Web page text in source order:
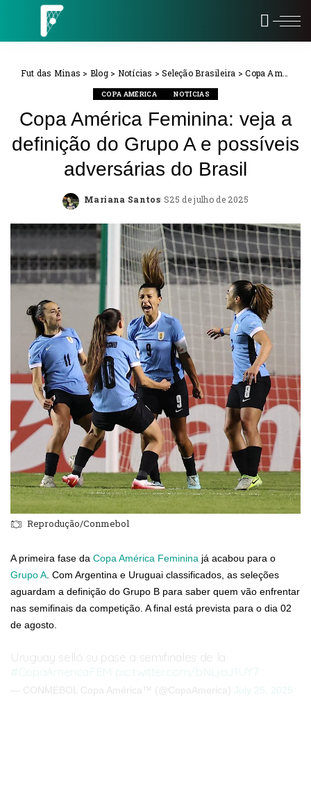
Fut das Minas > Blog> Notícias >Seleção Brasileira >Copa América
COPA AMÉRICA NOTÍCIAS
Copa América Feminina: veja a
definição do Grupo A e possíveis
adversárias do Brasil
Posted
Mariana Santos 25 de julho de 2025
Reprodução/Conmebol
A primeira fase da Copa América Feminina já acabou para o
Grupo A . Com Argentina e Uruguai classificados, as seleções
aguardam a definição do Grupo B para saber quem vão enfrentar
nas semifinais da competição. A final está prevista para o dia 02
de agosto.
Uruguay selló su pase a semifinales de la
#CopaAmericaFEM pic.twitter.com/bNLjoJ1UY7
— CONMEBOL Copa América™️ (@CopaAmerica) July 25, 2025